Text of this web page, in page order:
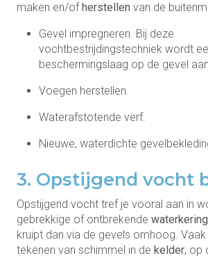
maken en/ofherstellen van de
Gevel impregneren. Bij deze
vochtbestrijdingstechniek wordt
beschermingslaag op de gevel
Voegen herstellen.
Waterafstotende verf.
Nieuwe, waterdichte
3. Opstijgend vocht
Opstijgend vocht tref je vooral aan in
gebrekkige of ontbrekende waterkering
kruipt dan via de gevels omhoog.
tekenen van schimmel in de kelder, op